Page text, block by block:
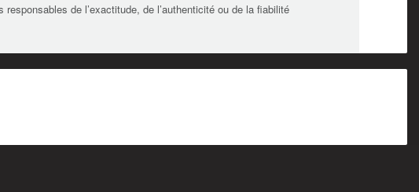
de l’exactitude, de l’authenticité ou de la fiabilité